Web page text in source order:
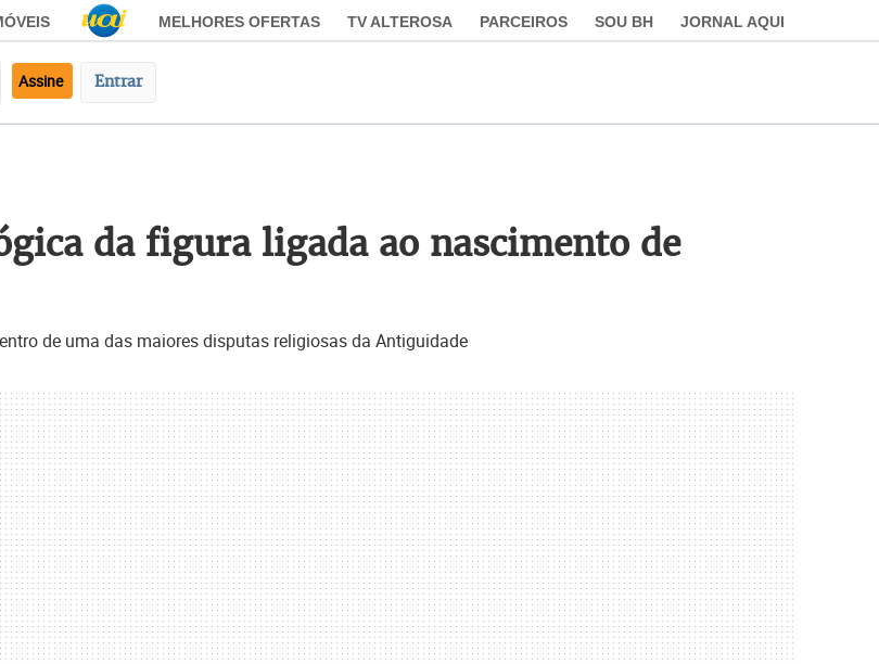
MELHORES OFERTAS TV ALTEROSA PARCEIROS SOU BH JORNAL AQUI
Assine Entrar
da figura ligada ao nascimento de
de uma das maiores disputas religiosas da Antiguidade